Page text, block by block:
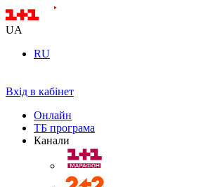
UA
RU
Вхід в кабінет
Онлайн
ТБ програма
Канали